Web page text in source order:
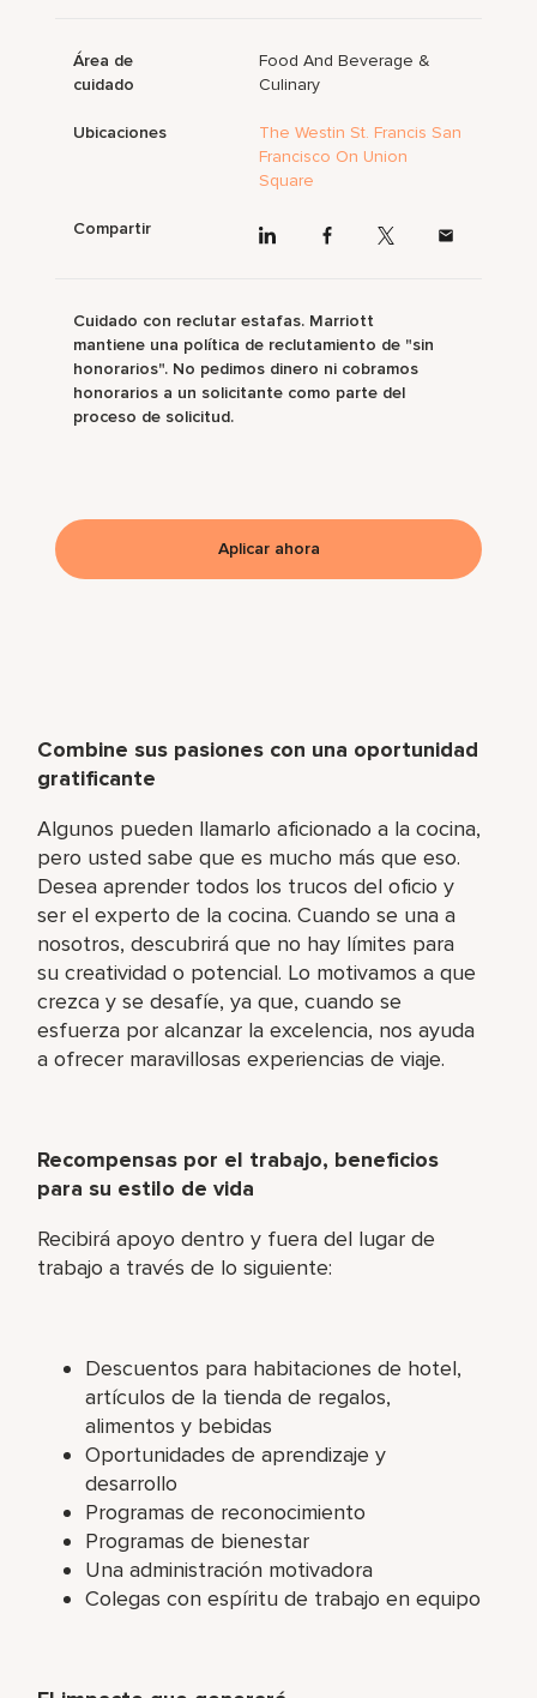
Combine sus pasiones con una oportunidad
gratificante
Algunos pueden llamarlo aficionado a la cocina,
pero usted sabe que es mucho más que eso.
Desea aprender todos los trucos del oficio y
ser el experto de la cocina. Cuando se una a
nosotros, descubrirá que no hay límites para
su creatividad o potencial. Lo motivamos a que
crezca y se desafíe, ya que, cuando se
esfuerza por alcanzar la excelencia, nos ayuda
a ofrecer maravillosas experiencias de viaje.
Recompensas por el trabajo, beneficios
para su estilo de vida
Recibirá apoyo dentro y fuera del lugar de
trabajo a través de lo siguiente:
Descuentos para habitaciones de hotel,
artículos de la tienda de regalos,
alimentos y bebidas
Oportunidades de aprendizaje y
desarrollo
Programas de reconocimiento
Programas de bienestar
Una administración motivadora
Colegas con espíritu de trabajo en equipo
Área de
cuidado
Food And Beverage &
Culinary
Ubicaciones
The Westin St. Francis San
Francisco On Union
Square
Compartir
Cuidado con reclutar estafas. Marriott
mantiene una política de reclutamiento de "sin
honorarios". No pedimos dinero ni cobramos
honorarios a un solicitante como parte del
proceso de solicitud.
Aplicar ahora